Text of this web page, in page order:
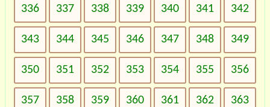
336 337 338 339 340 341 342
343 344 345 346 347 348 349
350 351 352 353 354 355 356
357 358 359 360 361 362 363